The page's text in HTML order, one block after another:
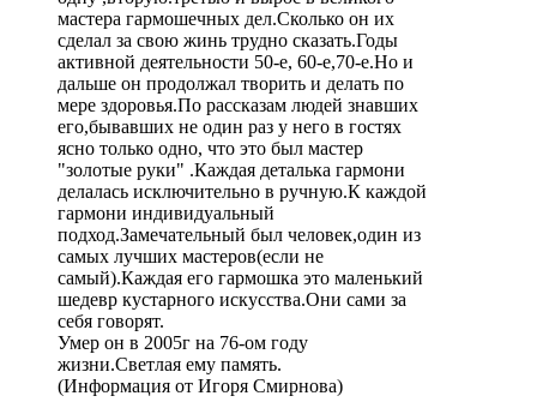
мастера гармошечных дел.Сколько он их
сделал за свою жинь трудно сказать.Годы
активной деятельности 50-е, 60-е,70-е.Но и
дальше он продолжал творить и делать по
мере здоровья.По рассказам людей знавших
его,бывавших не один раз у него в гостях
ясно только одно, что это был мастер
"золотые руки" .Каждая деталька гармони
делалась исключительно в ручную.К каждой
гармони индивидуальный
подход.Замечательный был человек,один из
самых лучших мастеров(если не
самый).Каждая его гармошка это маленький
шедевр кустарного искусства.Они сами за
себя говорят.
Умер он в 2005г на 76-ом году
жизни.Светлая ему память.
(Информация от Игоря Смирнова)